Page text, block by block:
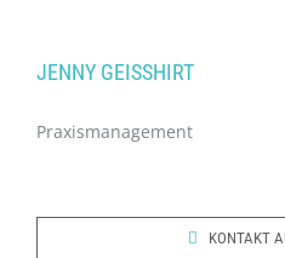
JENNY GEISSHIRT
Praxismanagement
KONTAKT